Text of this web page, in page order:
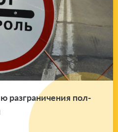
раз­гра­ни­че­ния пол­